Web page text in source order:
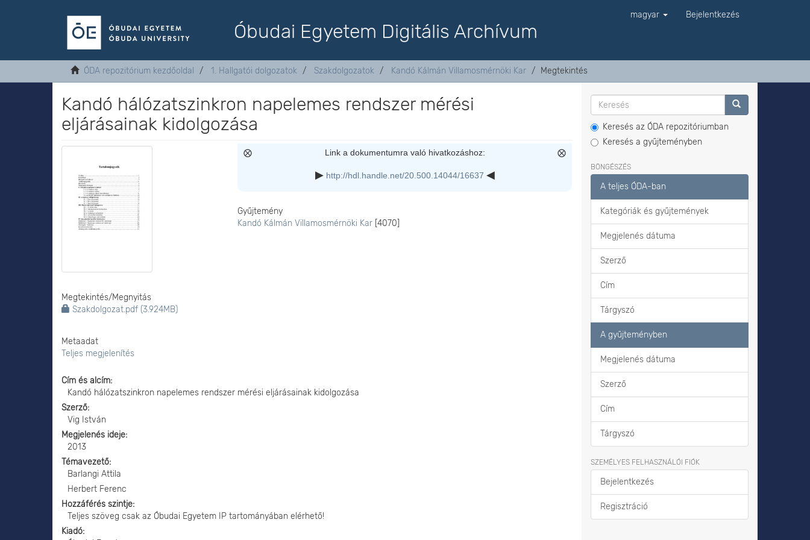
Óbudai Egyetem Digitális Archívum
magyar Bejelentkezés
ÓDA repozitórium kezdőoldal 1. Hallgatói dolgozatok Szakdolgozatok Kandó Kálmán Villamosmérnöki Kar Megtekintés
Kandó hálózatszinkron napelemes rendszer mérési
eljárásainak kidolgozása
Megtekintés/Megnyitás
Szakdolgozat.pdf (3.924MB)
Metaadat
Teljes megjelenítés
Link a dokumentumra való hivatkozáshoz:
http://hdl.handle.net/20.500.14044/16637
Gyűjtemény
Kandó Kálmán Villamosmérnöki Kar [4070]
Cím és alcím
Kandó hálózatszinkron napelemes rendszer mérési eljárásainak kidolgozása
Szerző
Vig István
Megjelenés ideje
2013
Témavezető
Barlangi Attila
Herbert Ferenc
Hozzáférés szintje
Teljes szöveg csak az Óbudai Egyetem IP tartományában elérhető!
Kiadó
Keresés az ÓDA repozitóriumban
Keresés a gyűjteményben
BÖNGÉSZÉS
A teljes ÓDA-ban
Kategóriák és gyűjtemények
Megjelenés dátuma
Szerző
Cím
Tárgyszó
A gyűjteményben
Megjelenés dátuma
Szerző
Cím
Tárgyszó
SZEMÉLYES FELHASZNÁLÓI FIÓK
Bejelentkezés
Regisztráció